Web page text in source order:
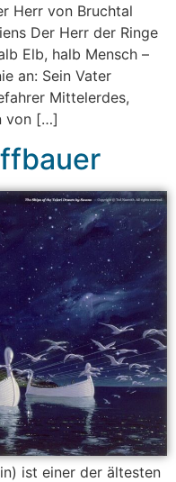
Herr von Bruchtal
Der Herr der Ringe
Elb, halb Mensch –
an: Sein Vater
Mittelerdes,
von […]
ist einer der ältesten